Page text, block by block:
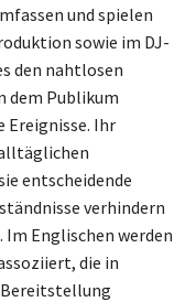
und spielen
sowie im DJ-
den nahtlosen
dem Publikum
Ereignisse. Ihr
entscheidende
verhindern
Im Englischen werden
die in